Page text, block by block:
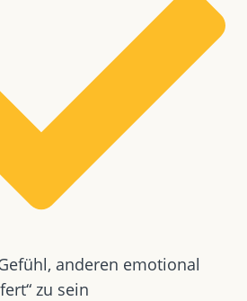
anderen emotional
zu sein